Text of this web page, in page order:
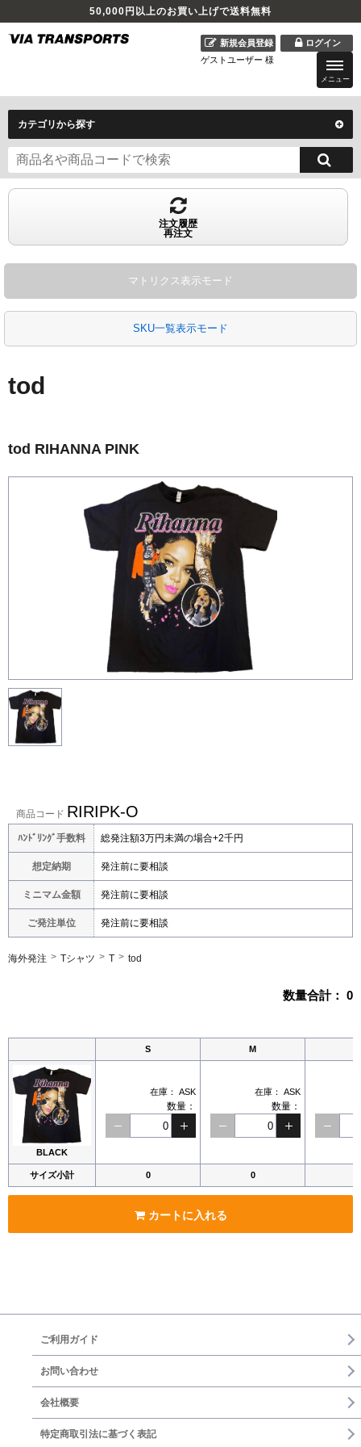
50,000 円以上のお買い上げで送料無料
新規会員登録
ログイン
ゲストユーザー 様
メニュー
カテゴリから探す
注文履歴
再注文
マトリクス表示モード
SKU一覧表示モード
tod
tod RIHANNA PINK
商品コード RIRIPK-O
ﾊﾝﾄﾞﾘﾝｸﾞ手数料 総発注額3万円未満の場合+2千円
想定納期 発注前に要相談
ミニマム金額 発注前に要相談
ご発注単位 発注前に要相談
海外発注 Tシャツ T tod
数量合計： 0
S M
サイズ小計 0 0
BLACK
在庫： ASK
数量：
在庫： ASK
数量：
カートに入れる
ご利用ガイド
お問い合わせ
会社概要
特定商取引法に基づく表記